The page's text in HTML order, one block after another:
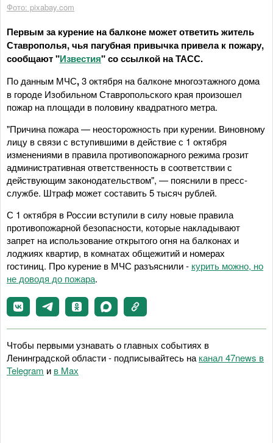
Фото: pixabay.com
Первым за курение на балконе может ответить житель
Ставрополья, чья пагубная привычка привела к пожару,
сообщают "Известия" со ссылкой на ТАСС.
По данным МЧС,3 октября на балконе многоэтажного дома
в городе Изобильном Ставропольского края произошел
пожар на площади в половину квадратного метра.
"Причина пожара — неосторожность при курении. Виновному
лицу в связи с вступившими в действие с 1 октября
изменениями в правила противопожарного режима грозит
административная ответственность в соответствии с
действующим законодательством", — пояснили в пресс-
службе. Штраф может составить 5 тысяч рублей.
С 1 октября в России вступили в силу новые правила
противопожарной безопасности, которые накладывают
запрет на использование открытого огня на балконах и
лоджиях квартир, в комнатах общежитий и номерах
гостиниц. Про курение в МЧС разъяснили - курить можно, но
не доводя до пожара.
Чтобы первыми узнавать о главных событиях в
Ленинградской области - подписывайтесь на канал 47news в
Telegram и в Maх